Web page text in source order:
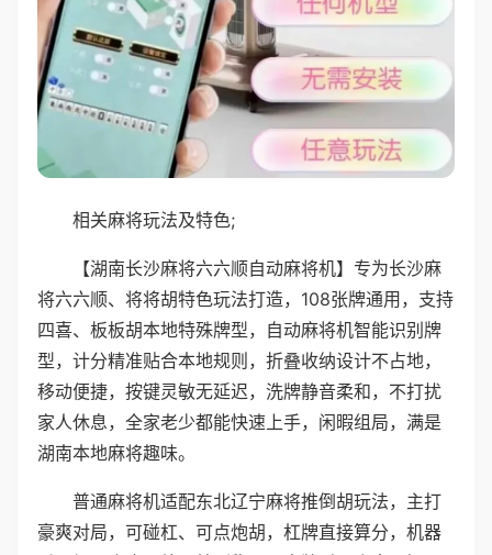
相关麻将玩法及特色;
【湖南长沙麻将六六顺自动麻将机】专为长沙麻
将六六顺、将将胡特色玩法打造，108张牌通用，支持
四喜、板板胡本地特殊牌型，自动麻将机智能识别牌
型，计分精准贴合本地规则，折叠收纳设计不占地，
移动便捷，按键灵敏无延迟，洗牌静音柔和，不打扰
家人休息，全家老少都能快速上手，闲暇组局，满是
湖南本地麻将趣味。
普通麻将机适配东北辽宁麻将推倒胡玩法，主打
豪爽对局，可碰杠、可点炮胡，杠牌直接算分，机器